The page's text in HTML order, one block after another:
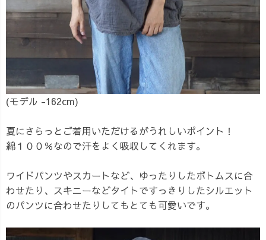
(モデル -162cm)
夏にさらっとご着用いただけるがうれしいポイント！
綿１００％なので汗をよく吸収してくれます。
ワイドパンツやスカートなど、ゆったりしたボトムスに合
わせたり、スキニーなどタイトですっきりしたシルエット
のパンツに合わせたりしてもとても可愛いです。